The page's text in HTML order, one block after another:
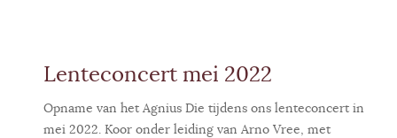
Lenteconcert mei 2022
Opname van het Agnius Die tijdens ons lenteconcert in
mei 2022. Koor onder leiding van Arno Vree, met